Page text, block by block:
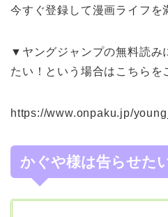
今すぐ登録して漫画ライフを
▼ヤングジャンプの無料読み
たい！という場合はこちらを
https://www.onpaku.jp/
かぐや様は告らせた